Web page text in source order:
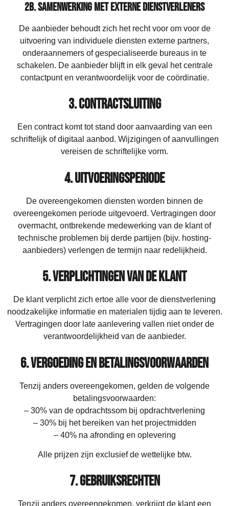
2b. Samenwerking met externe dienstverleners
De aanbieder behoudt zich het recht voor om voor de
uitvoering van individuele diensten externe partners,
onderaannemers of gespecialiseerde bureaus in te
schakelen. De aanbieder blijft in elk geval het centrale
contactpunt en verantwoordelijk voor de coördinatie.
3. Contractsluiting
Een contract komt tot stand door aanvaarding van een
schriftelijk of digitaal aanbod. Wijzigingen of aanvullingen
vereisen de schriftelijke vorm.
4. Uitvoeringsperiode
De overeengekomen diensten worden binnen de
overeengekomen periode uitgevoerd. Vertragingen door
overmacht, ontbrekende medewerking van de klant of
technische problemen bij derde partijen (bijv. hosting-
aanbieders) verlengen de termijn naar redelijkheid.
5. Verplichtingen van de klant
De klant verplicht zich ertoe alle voor de dienstverlening
noodzakelijke informatie en materialen tijdig aan te leveren.
Vertragingen door late aanlevering vallen niet onder de
verantwoordelijkheid van de aanbieder.
6. Vergoeding en betalingsvoorwaarden
Tenzij anders overeengekomen, gelden de volgende
betalingsvoorwaarden:
– 30% van de opdrachtssom bij opdrachtverlening
– 30% bij het bereiken van het projectmidden
– 40% na afronding en oplevering
Alle prijzen zijn exclusief de wettelijke btw.
7. Gebruiksrechten
Tenzij anders overeengekomen, verkrijgt de klant een